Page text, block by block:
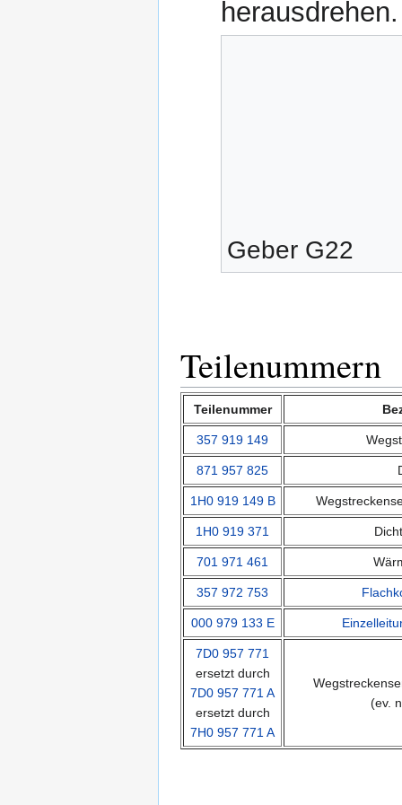
Geber G22
Teilenummern
Teilenummer
357 919 149
871 957 825
1H0 919 149 B
1H0 919 371
701 971 461
357 972 753
000 979 133 E
7D0 957 771
ersetzt durch
7D0 957 771 A
ersetzt durch
7H0 957 771 A
(ev.